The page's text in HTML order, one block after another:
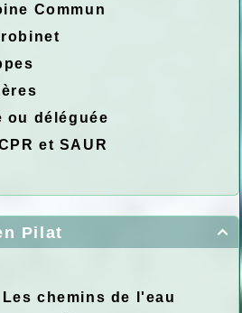
Commun
ou déléguée
et SAUR

Pilat
chemins de l'eau